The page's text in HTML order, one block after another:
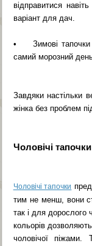
відправитися
варіант для дач.
• Зимові тапочки з
самий морозний
Завдяки настільки
жінка без проблем
Чоловічі
Чоловічі тапочки
тим не менш, вони
так і для дорослого
кольорів
чоловічої піжами.